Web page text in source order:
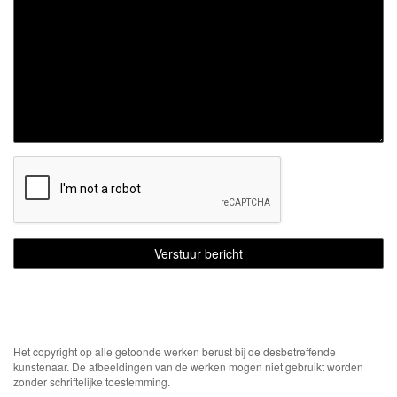
Het copyright op alle getoonde werken berust bij de desbetreffende
kunstenaar. De afbeeldingen van de werken mogen niet gebruikt worden
zonder schriftelijke toestemming.